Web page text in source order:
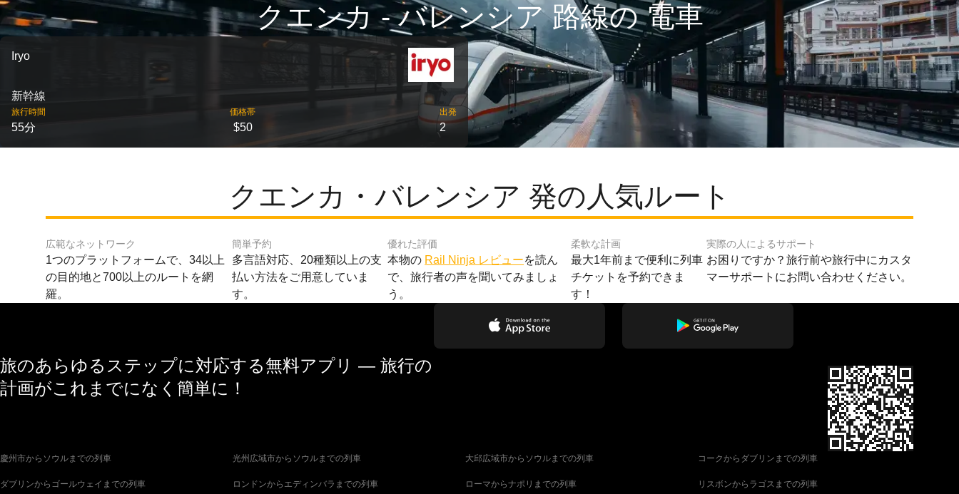
クエンカ - バレンシア 路線の 電車
Iryo
新幹線
旅行時間
55分
価格帯
$50
出発
2
クエンカ・バレンシア 発の人気ルート
広範なネットワーク
1つのプラットフォームで、34以上
の目的地と700以上のルートを網
羅。
簡単予約
多言語対応、20種類以上の支
払い方法をご用意していま
す。
優れた評価
本物の Rail Ninja レビューを読ん
で、旅行者の声を聞いてみましょ
う。
柔軟な計画
最大1年前まで便利に列車
チケットを予約できま
す！
実際の人によるサポート
お困りですか？旅行前や旅行中にカスタ
マーサポートにお問い合わせください。
旅のあらゆるステップに対応する無料アプリ — 旅行の
計画がこれまでになく簡単に！
慶州市からソウルまでの列車 光州広域市からソウルまでの列車 大邱広域市からソウルまでの列車 コークからダブリンまでの列車
ダブリンからゴールウェイまでの列車 ロンドンからエディンバラまでの列車 ローマからナポリまでの列車 リスボンからラゴスまでの列車